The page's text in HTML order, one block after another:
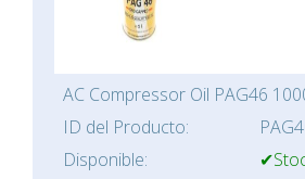
AC Compressor Oil PAG46
ID del Producto:
Disponible: